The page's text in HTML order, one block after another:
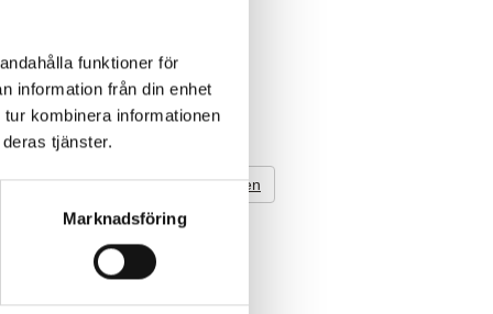
funktioner för
information från din enhet
kombinera informationen
tjänster.
Marknadsföring
Till Toppen